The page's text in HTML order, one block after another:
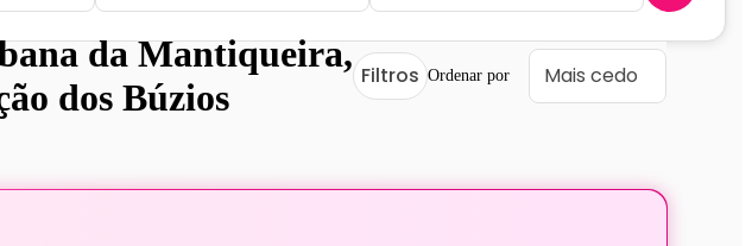
da Mantiqueira,
dos Búzios Filtros Ordenar por